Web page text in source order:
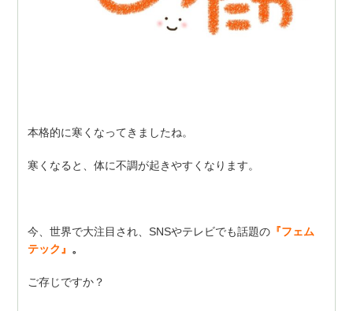
本格的に寒くなってきましたね。
寒くなると、体に不調が起きやすくなります。
今、世界で大注目され、SNSやテレビでも話題の 『フェム
テック』 。
ご存じですか？